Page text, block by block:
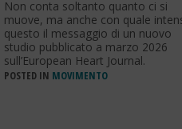
Non conta soltanto quanto ci si
muove, ma anche con quale
questo il messaggio di un nuovo
studio pubblicato a marzo 2026
sull’European Heart Journal.
POSTED IN MOVIMENTO